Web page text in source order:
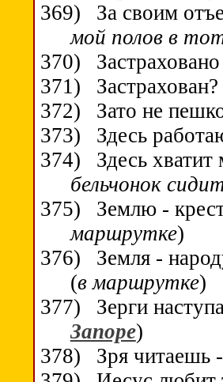
369)
За своим
мой полов в
370)
371)
372)
Зато не
373)
Здесь
374)
Здесь
бельчонок
375)
Землю -
маршрутке)
376)
Земля -
(в маршрутке)
377)
Зерги
Запоре)
378)
Зря читаешь